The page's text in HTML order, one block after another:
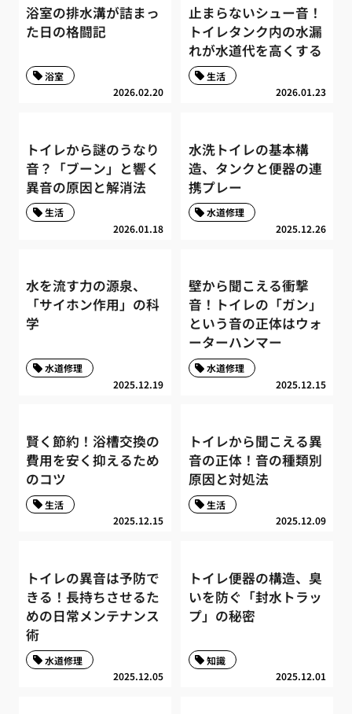
浴室の排水溝が詰まっ
た日の格闘記
2026.02.20
浴室
止まらないシュー音！
トイレタンク内の水漏
れが水道代を高くする
2026.01.23
生活
トイレから謎のうなり
音？「ブーン」と響く
異音の原因と解消法
2026.01.18
生活
水洗トイレの基本構
造、タンクと便器の連
携プレー
2025.12.26
水道修理
水を流す力の源泉、
「サイホン作用」の科
学
2025.12.19
水道修理
壁から聞こえる衝撃
音！トイレの「ガン」
という音の正体はウォ
ーターハンマー
2025.12.15
水道修理
賢く節約！浴槽交換の
費用を安く抑えるため
のコツ
2025.12.15
生活
トイレから聞こえる異
音の正体！音の種類別
原因と対処法
2025.12.09
生活
トイレの異音は予防で
きる！長持ちさせるた
めの日常メンテナンス
術
2025.12.05
水道修理
トイレ便器の構造、臭
いを防ぐ「封水トラッ
プ」の秘密
2025.12.01
知識